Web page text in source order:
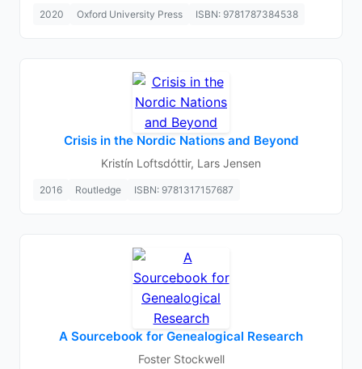
2020 Oxford University Press ISBN: 9781787384538
Crisis in the Nordic Nations and Beyond
Kristín Loftsdóttir, Lars Jensen
2016 Routledge ISBN: 9781317157687
A Sourcebook for Genealogical Research
Foster Stockwell